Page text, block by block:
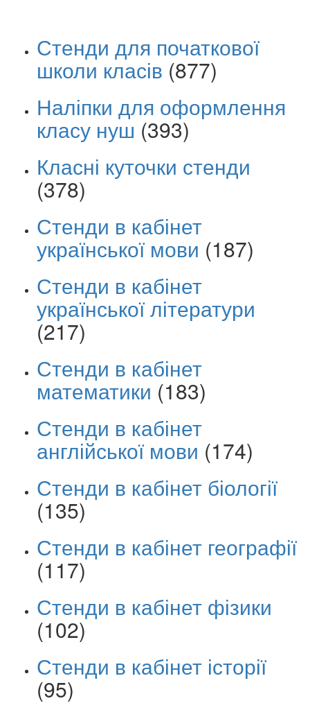
Стенди для початкової
школи класів (877)
Наліпки для оформлення
класу нуш (393)
Класні куточки стенди
(378)
Стенди в кабінет
української мови (187)
Стенди в кабінет
української літератури
(217)
Стенди в кабінет
математики (183)
Стенди в кабінет
англійської мови (174)
Стенди в кабінет біології
(135)
Стенди в кабінет географії
(117)
Стенди в кабінет фізики
(102)
Стенди в кабінет історії
(95)